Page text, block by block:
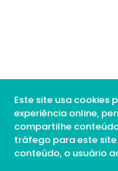
Este site usa cookies
experiência online,
compartilhe
tráfego para este
conteúdo, o usuário